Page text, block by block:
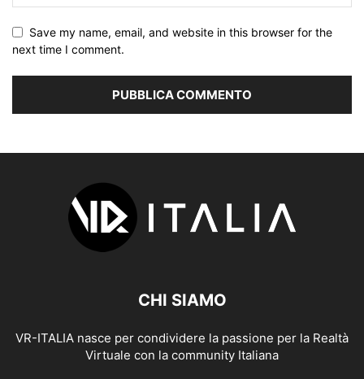
Save my name, email, and website in this browser for the
next time I comment.
CHI SIAMO
VR-ITALIA nasce per condividere la passione per la Realtà
Virtuale con la community Italiana